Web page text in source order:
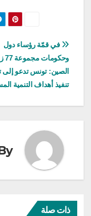
تصفّح
المقالات
في قمّة رؤساء دول
الصين: تونس تدعو إلى
تنفيذ أهداف التنمية
ذات صلة